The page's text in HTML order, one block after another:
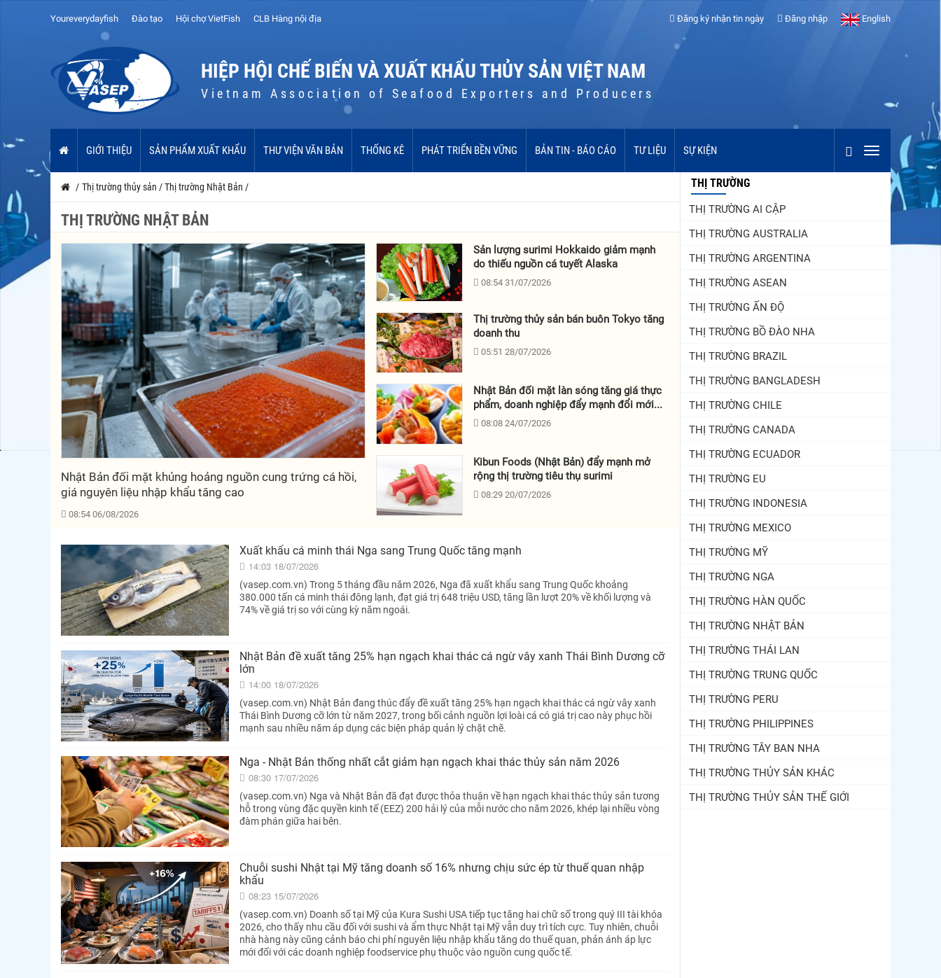
Youreverydayfish Đào tạo Hội chợ VietFish CLB Hàng nội địa Đăng ký nhận tin ngày Đăng nhập English
HIỆP HỘI CHẾ BIẾN VÀ XUẤT KHẨU THỦY SẢN VIỆT NAM
Vietnam Association of Seafood Exporters and Producers
GIỚI THIỆU SẢN PHẨM XUẤT KHẨU THƯ VIỆN VĂN BẢN THỐNG KÊ PHÁT TRIỂN BỀN VỮNG BẢN TIN - BÁO CÁO TƯ LIỆU SỰ KIỆN
/ Thị trường thủy sản /Thị trường Nhật Bản /
THỊ TRƯỜNG NHẬT BẢN
Nhật Bản đối mặt khủng hoảng nguồn cung trứng cá hồi,
giá nguyên liệu nhập khẩu tăng cao
08:54 06/08/2026
Sản lượng surimi Hokkaido giảm mạnh
do thiếu nguồn cá tuyết Alaska
08:54 31/07/2026
Thị trường thủy sản bán buôn Tokyo tăng
doanh thu
05:51 28/07/2026
Nhật Bản đối mặt làn sóng tăng giá thực
phẩm, doanh nghiệp đẩy mạnh đổi mới...
08:08 24/07/2026
Kibun Foods (Nhật Bản) đẩy mạnh mở
rộng thị trường tiêu thụ surimi
08:29 20/07/2026
Xuất khẩu cá minh thái Nga sang Trung Quốc tăng mạnh
14:03 18/07/2026
(vasep.com.vn) Trong 5 tháng đầu năm 2026, Nga đã xuất khẩu sang Trung Quốc khoảng
380.000 tấn cá minh thái đông lạnh, đạt giá trị 648 triệu USD, tăng lần lượt 20% về khối lượng và
74% về giá trị so với cùng kỳ năm ngoái.
Nhật Bản đề xuất tăng 25% hạn ngạch khai thác cá ngừ vây xanh Thái Bình Dương cỡ
lớn
14:00 18/07/2026
(vasep.com.vn) Nhật Bản đang thúc đẩy đề xuất tăng 25% hạn ngạch khai thác cá ngừ vây xanh
Thái Bình Dương cỡ lớn từ năm 2027, trong bối cảnh nguồn lợi loài cá có giá trị cao này phục hồi
mạnh sau nhiều năm áp dụng các biện pháp quản lý chặt chẽ.
Nga - Nhật Bản thống nhất cắt giảm hạn ngạch khai thác thủy sản năm 2026
08:30 17/07/2026
(vasep.com.vn) Nga và Nhật Bản đã đạt được thỏa thuận về hạn ngạch khai thác thủy sản tương
hỗ trong vùng đặc quyền kinh tế (EEZ) 200 hải lý của mỗi nước cho năm 2026, khép lại nhiều vòng
đàm phán giữa hai bên.
Chuỗi sushi Nhật tại Mỹ tăng doanh số 16% nhưng chịu sức ép từ thuế quan nhập
khẩu
08:23 15/07/2026
(vasep.com.vn) Doanh số tại Mỹ của Kura Sushi USA tiếp tục tăng hai chữ số trong quý III tài khóa
2026, cho thấy nhu cầu đối với sushi và ẩm thực Nhật tại Mỹ vẫn duy trì tích cực. Tuy nhiên, chuỗi
nhà hàng này cũng cảnh báo chi phí nguyên liệu nhập khẩu tăng do thuế quan, phản ánh áp lực
mới đối với các doanh nghiệp foodservice phụ thuộc vào nguồn cung quốc tế.
THỊ TRƯỜNG
THỊ TRƯỜNG AI CẬP
THỊ TRƯỜNG AUSTRALIA
THỊ TRƯỜNG ARGENTINA
THỊ TRƯỜNG ASEAN
THỊ TRƯỜNG ẤN ĐỘ
THỊ TRƯỜNG BỒ ĐÀO NHA
THỊ TRƯỜNG BRAZIL
THỊ TRƯỜNG BANGLADESH
THỊ TRƯỜNG CHILE
THỊ TRƯỜNG CANADA
THỊ TRƯỜNG ECUADOR
THỊ TRƯỜNG EU
THỊ TRƯỜNG INDONESIA
THỊ TRƯỜNG MEXICO
THỊ TRƯỜNG MỸ
THỊ TRƯỜNG NGA
THỊ TRƯỜNG HÀN QUỐC
THỊ TRƯỜNG NHẬT BẢN
THỊ TRƯỜNG THÁI LAN
THỊ TRƯỜNG TRUNG QUỐC
THỊ TRƯỜNG PERU
THỊ TRƯỜNG PHILIPPINES
THỊ TRƯỜNG TÂY BAN NHA
THỊ TRƯỜNG THỦY SẢN KHÁC
THỊ TRƯỜNG THỦY SẢN THẾ GIỚI